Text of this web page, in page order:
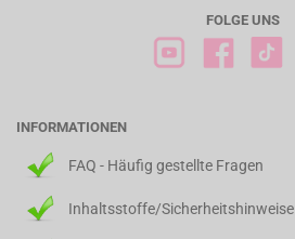
FOLGE UNS
INFORMATIONEN
FAQ - Häufig gestellte Fragen
Inhaltsstoffe/Sicherheitshinweise